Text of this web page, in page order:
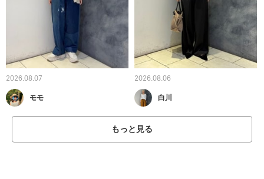
2026.08.07
モモ
2026.08.06
白川
もっと見る